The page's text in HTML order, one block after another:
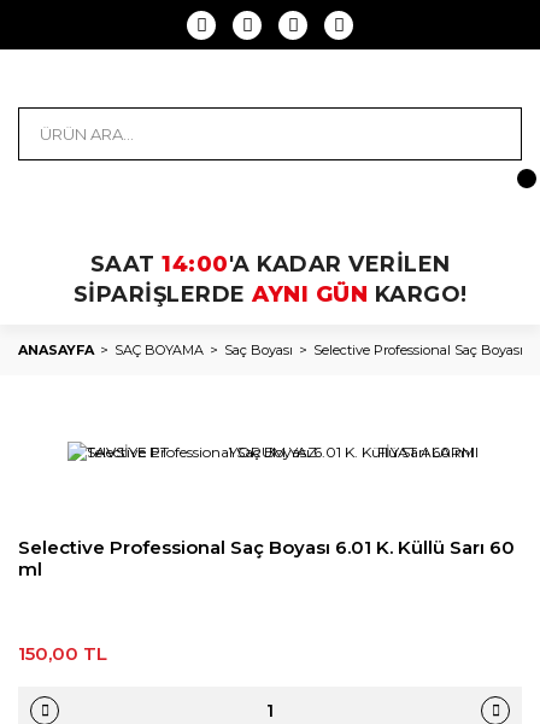
SAAT 14:00'A KADAR VERİLEN
SİPARİŞLERDE AYNI GÜN KARGO!
ANASAYFA SAÇ BOYAMA Saç Boyası Selective Professional Saç Boyası
TAVSİYE ET YORUM YAZ FİYAT ALARMI
Selective Professional Saç Boyası 6.01 K. Küllü Sarı 60
ml
150,00 TL